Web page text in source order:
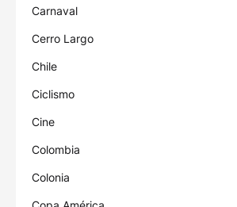
Carnaval
Cerro Largo
Chile
Ciclismo
Cine
Colombia
Colonia